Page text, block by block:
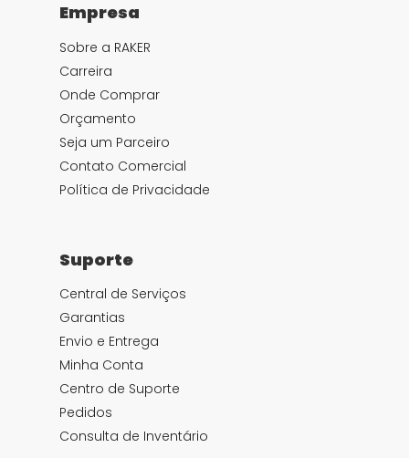
Empresa
Sobre a RAKER
Carreira
Onde Comprar
Orçamento
Seja um Parceiro
Contato Comercial
Política de Privacidade
Suporte
Central de Serviços
Garantias
Envio e Entrega
Minha Conta
Centro de Suporte
Pedidos
Consulta de Inventário